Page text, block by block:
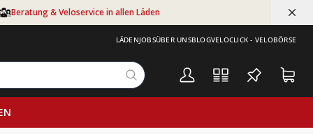
Beratung & Veloservice in allen Läden
LÄDENJOBSÜBER UNSBLOGVELOCLICK - VELOBÖRSE